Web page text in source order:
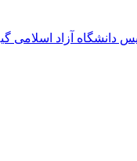
آزاد اسلامی